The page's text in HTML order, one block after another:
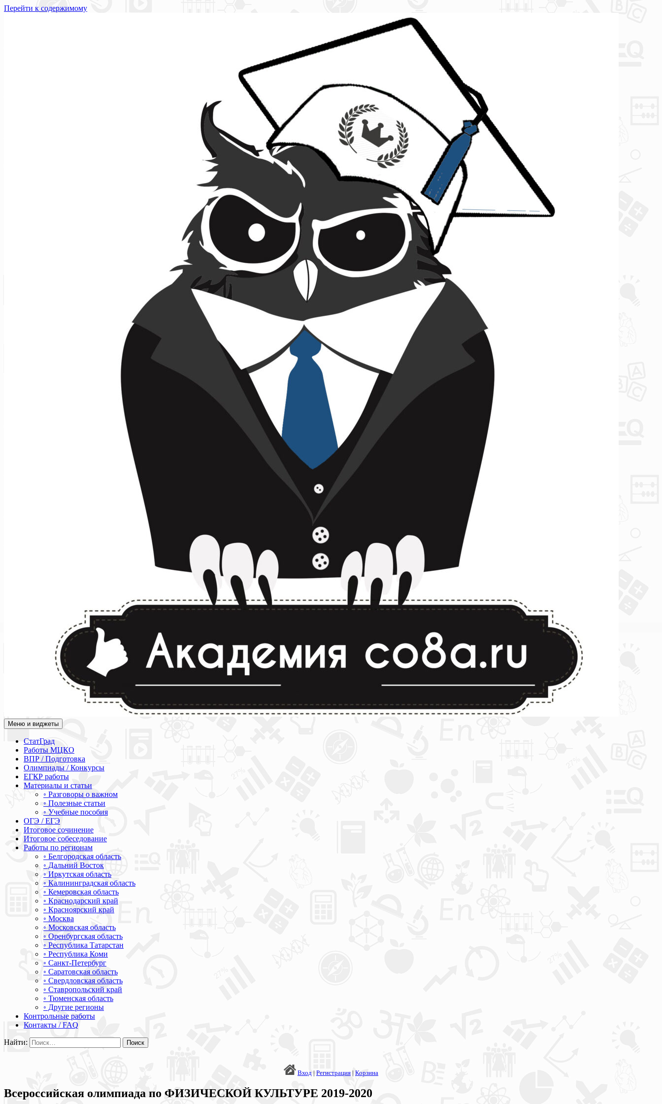
Перейти к содержимому
Академия СОВА
Подготовка к ЕГЭ, ОГЭ, ВПР, МЦКО, СтатГрад, КДР, ВОШ, олимпиады и конкурсы
Меню и виджеты
СтатГрад
Работы МЦКО
ВПР / Подготовка
Олимпиады / Конкурсы
ЕГКР работы
Материалы и статьи
◦ Разговоры о важном
◦ Полезные статьи
◦ Учебные пособия
ОГЭ / ЕГЭ
Итоговое сочинение
Итоговое собеседование
Работы по регионам
◦ Белгородская область
◦ Дальний Восток
◦ Иркутская область
◦ Калининградская область
◦ Кемеровская область
◦ Краснодарский край
◦ Красноярский край
◦ Москва
◦ Московская область
◦ Оренбургская область
◦ Республика Татарстан
◦ Республика Коми
◦ Санкт-Петербург
◦ Саратовская область
◦ Свердловская область
◦ Ставропольский край
◦ Тюменская область
◦ Другие регионы
Контрольные работы
Контакты / FAQ
Найти:
Вход | Регистрация | Корзина
Всероссийская олимпиада по ФИЗИЧЕСКОЙ КУЛЬТУРЕ 2019-2020